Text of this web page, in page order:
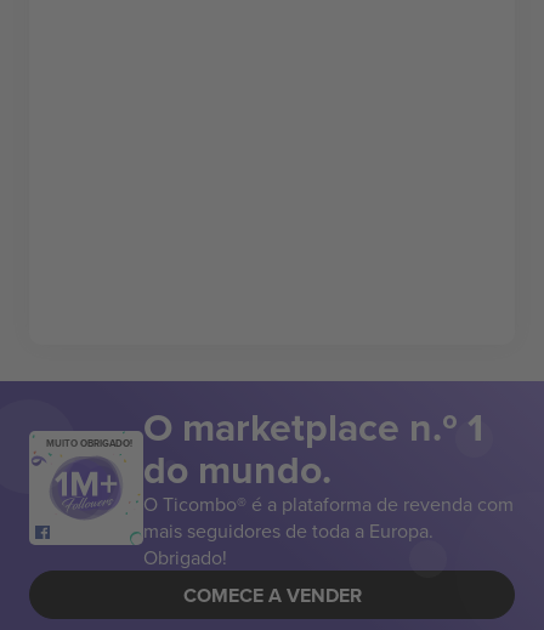
MUITO OBRIGADO! O marketplace n.º 1
do mundo.
O Ticombo® é a plataforma de revenda com
mais seguidores de toda a Europa.
Obrigado!
COMECE A VENDER